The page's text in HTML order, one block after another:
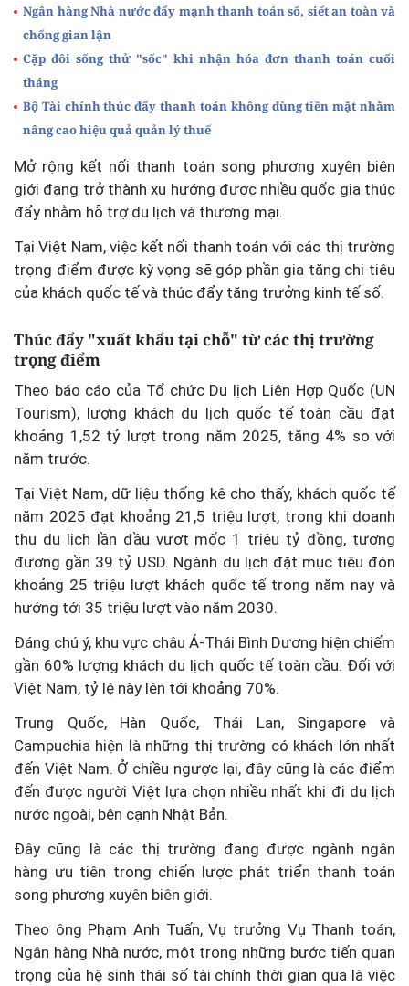
Ngân hàng Nhà nước đẩy mạnh thanh toán số, siết an toàn và
chống gian lận
Cặp đôi sống thử "sốc" khi nhận hóa đơn thanh toán cuối
tháng
Bộ Tài chính thúc đẩy thanh toán không dùng tiền mặt nhằm
nâng cao hiệu quả quản lý thuế
Mở rộng kết nối thanh toán song phương xuyên biên
giới đang trở thành xu hướng được nhiều quốc gia thúc
đẩy nhằm hỗ trợ du lịch và thương mại.
Tại Việt Nam, việc kết nối thanh toán với các thị trường
trọng điểm được kỳ vọng sẽ góp phần gia tăng chi tiêu
của khách quốc tế và thúc đẩy tăng trưởng kinh tế số.
Thúc đẩy "xuất khẩu tại chỗ" từ các thị trường
trọng điểm
Theo báo cáo của Tổ chức Du lịch Liên Hợp Quốc (UN
Tourism), lượng khách du lịch quốc tế toàn cầu đạt
khoảng 1,52 tỷ lượt trong năm 2025, tăng 4% so với
năm trước.
Tại Việt Nam, dữ liệu thống kê cho thấy, khách quốc tế
năm 2025 đạt khoảng 21,5 triệu lượt, trong khi doanh
thu du lịch lần đầu vượt mốc 1 triệu tỷ đồng, tương
đương gần 39 tỷ USD. Ngành du lịch đặt mục tiêu đón
khoảng 25 triệu lượt khách quốc tế trong năm nay và
hướng tới 35 triệu lượt vào năm 2030.
Đáng chú ý, khu vực châu Á-Thái Bình Dương hiện chiếm
gần 60% lượng khách du lịch quốc tế toàn cầu. Đối với
Việt Nam, tỷ lệ này lên tới khoảng 70%.
Trung Quốc, Hàn Quốc, Thái Lan, Singapore và
Campuchia hiện là những thị trường có khách lớn nhất
đến Việt Nam. Ở chiều ngược lại, đây cũng là các điểm
đến được người Việt lựa chọn nhiều nhất khi đi du lịch
nước ngoài, bên cạnh Nhật Bản.
Đây cũng là các thị trường đang được ngành ngân
hàng ưu tiên trong chiến lược phát triển thanh toán
song phương xuyên biên giới.
Theo ông Phạm Anh Tuấn, Vụ trưởng Vụ Thanh toán,
Ngân hàng Nhà nước, một trong những bước tiến quan
trọng của hệ sinh thái số tài chính thời gian qua là việc